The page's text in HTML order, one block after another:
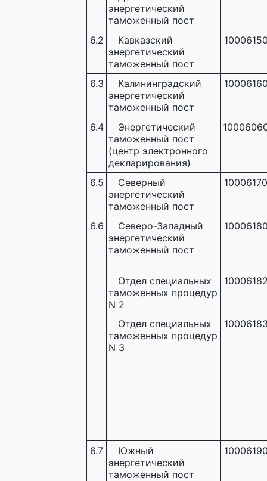
энергетический
таможенный пост
6.2
Кавказский
энергетический
таможенный пост
6.3
Калининградский
энергетический
таможенный пост
6.4
Энергетический
таможенный пост
(центр электронного
декларирования)
6.5
Северный
энергетический
таможенный пост
10006170
6.6
Северо-Западный
энергетический
таможенный пост
Отдел специальных
таможенных процедур
N 2
Отдел специальных
таможенных процедур
N 3
6.7
Южный
энергетический
таможенный пост